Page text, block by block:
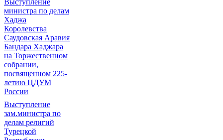
Выступление
министра по делам
Хаджа
Королевства
Саудовская Аравия
Бандара Хаджара
на Торжественном
собрании,
посвященном 225-
летию ЦДУМ
России
Выступление
зам.министра по
делам религий
Турецкой